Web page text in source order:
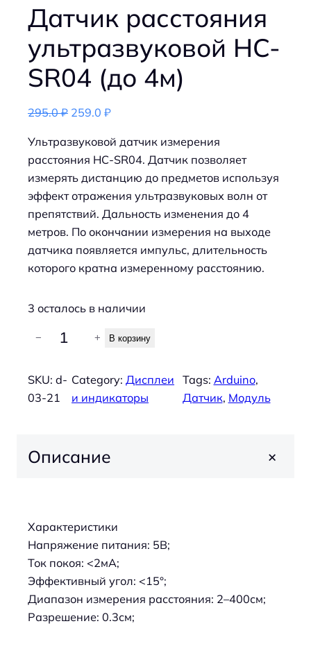
Датчик расстояния
ультразвуковой HC-
SR04 (до 4м)
295.0₽ П
р
в
о
н
а
ч
а
л
н
е
н
о
в
л
я
л
а
2
259.0 ₽Т
к
у
щ
а
я
ц
е
н
:
5
.
0
Ультразвуковой датчик измерения
расстояния HC-SR04. Датчик позволяет
измерять дистанцию до предметов используя
эффект отражения ультразвуковых волн от
препятствий. Дальность изменения до 4
метров. По окончании измерения на выходе
датчика появляется импульс, длительность
которого кратна измеренному расстоянию.
3 осталось в наличии
л
и
т
о
в
а
р
а
Д
− + В корзину
SKU: d-
03-21
Category: Дисплеи
и индикаторы
Tags: Arduino
Датчик, Модуль
Описание +
Характеристики
Напряжение питания: 5В;
Ток покоя: <2мА;
Эффективный угол: <15°;
Диапазон измерения расстояния: 2–400см;
Разрешение: 0.3см;